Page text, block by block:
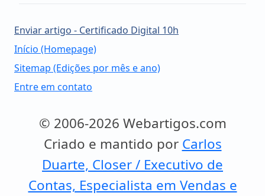
Enviar artigo - Certificado Digital 10h
Início (Homepage)
Sitemap (Edições por mês e ano)
Entre em contato
© 2006-2026 Webartigos.com
Criado e mantido por Carlos
Duarte, Closer / Executivo de
Contas, Especialista em Vendas e